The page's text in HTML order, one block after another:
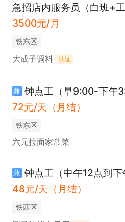
急招店内服务员（白班+工
3500元/月
铁东区
大成子调料 认证
兼 钟点工（早9:00-下午
72元/天（月结）
铁东区
六元拉面家常菜
兼 钟点工（中午12点到下
48元/天（月结）
铁西区